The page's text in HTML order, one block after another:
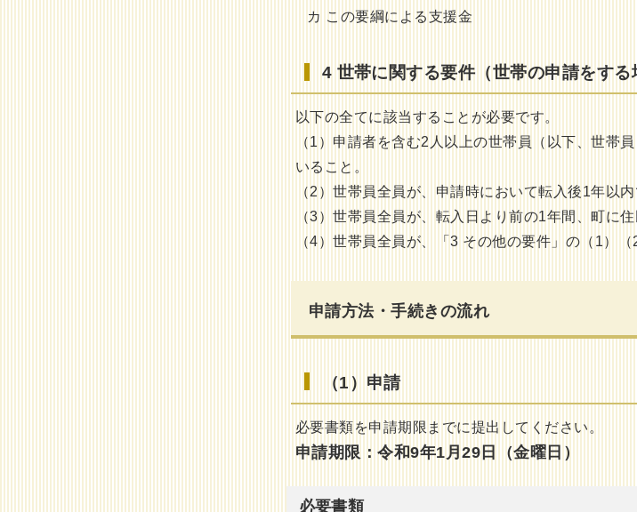
カ この要綱による支援金
4 世帯に関する要件（世帯の申請をする
以下の全てに該当することが必要です。
（1）申請者を含む2人以上の世帯員（以下、世帯
いること。
（2）世帯員全員が、申請時において転入後1年以内
（3）世帯員全員が、転入日より前の1年間、町に
（4）世帯員全員が、「3 その他の要件」の（1）
申請方法・手続きの流れ
（1）申請
必要書類を申請期限までに提出してください。
申請期限：令和9年1月29日（金曜日）
必要書類